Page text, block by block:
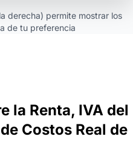
derecha) permite mostrar los
de tu preferencia
la Renta, IVA del
Costos Real de